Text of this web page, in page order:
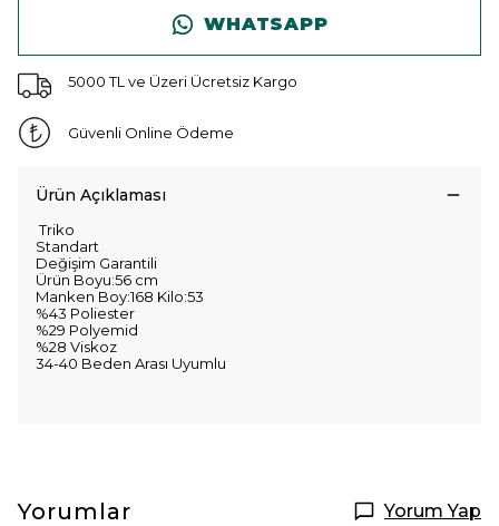
WHATSAPP
5000 TL ve Üzeri Ücretsiz Kargo
Güvenli Online Ödeme
Ürün Açıklaması
Triko
Standart
Değişim Garantili
Ürün Boyu:56 cm
Manken Boy:168 Kilo:53
%43 Poliester
%29 Polyemid
%28 Viskoz
34-40 Beden Arası Uyumlu
Yorumlar Yorum Yap